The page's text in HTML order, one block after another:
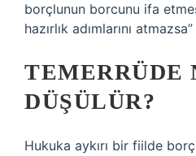
borçlunun borcunu ifa
hazırlık adımlarını
TEMERRÜDE
DÜŞÜLÜR?
Hukuka aykırı bir fiilde